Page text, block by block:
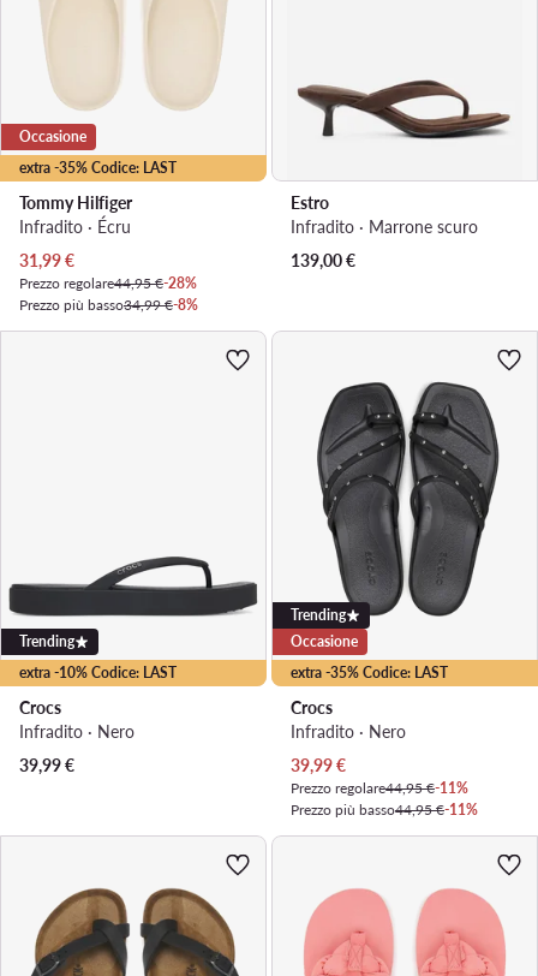
extra -35% Codice: LAST
Occasione
Tommy Hilfiger
Infradito · Écru
Prezzo attuale
31,99€
Prezzo regolare44,95 €-28%
Prezzo più basso34,99 €-8%
Estro
Infradito · Marrone scuro
139,00€
extra -10% Codice: LAST
Trending
Crocs
Infradito · Nero
39,99€
extra -35% Codice: LAST
Trending
Occasione
Crocs
Infradito · Nero
Prezzo attuale
39,99€
Prezzo regolare44,95 €-11%
Prezzo più basso44,95 €-11%